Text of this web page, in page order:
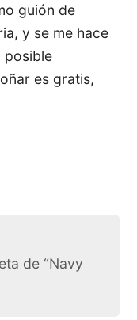
guión de
y se me hace
posible
es gratis,
de “Navy